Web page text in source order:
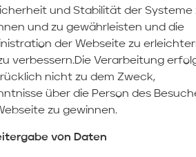
frankfurt.de
Nr.:
für den
ist:
und Stabilität der Systeme
und zu gewährleisten und die
der Webseite zu
verbessern.Die Verarbeitung
nicht zu dem Zweck,
über die Person des
zu gewinnen.
von Daten